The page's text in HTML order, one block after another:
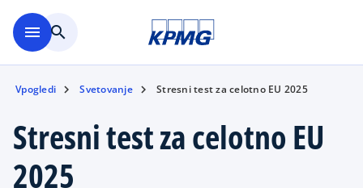
menu search
Vpogledi Svetovanje Stresni test za celotno EU 2025
Stresni test za celotno EU
2025